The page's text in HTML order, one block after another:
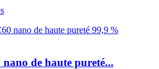
de haute pureté...